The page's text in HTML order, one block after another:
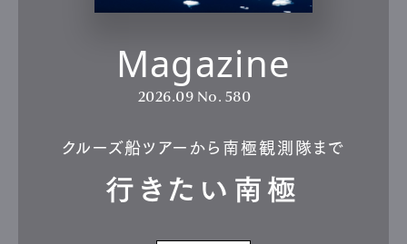
Magazine
2026.09 No. 580
クルーズ船ツアーから南極観測隊まで
行きたい南極